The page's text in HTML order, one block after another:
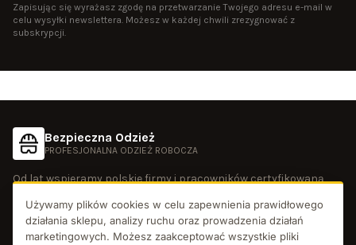
Zapisując się wyrażasz zgodę na przetwarzanie Twojego adresu e-mail w
celu wysyłki newslettera. Możesz w każdej chwili zrezygnować z
subskrypcji.
Bezpieczna Odzież
PROFESJONALNA ODZIEŻ ROBOCZA
Od lat wspieramy polskie firmy i pracowników certyfikowaną
dostarczamy.
SKLEP
Używamy plików cookies w celu zapewnienia prawidłowego
działania sklepu, analizy ruchu oraz prowadzenia działań
marketingowych. Możesz zaakceptować wszystkie pliki